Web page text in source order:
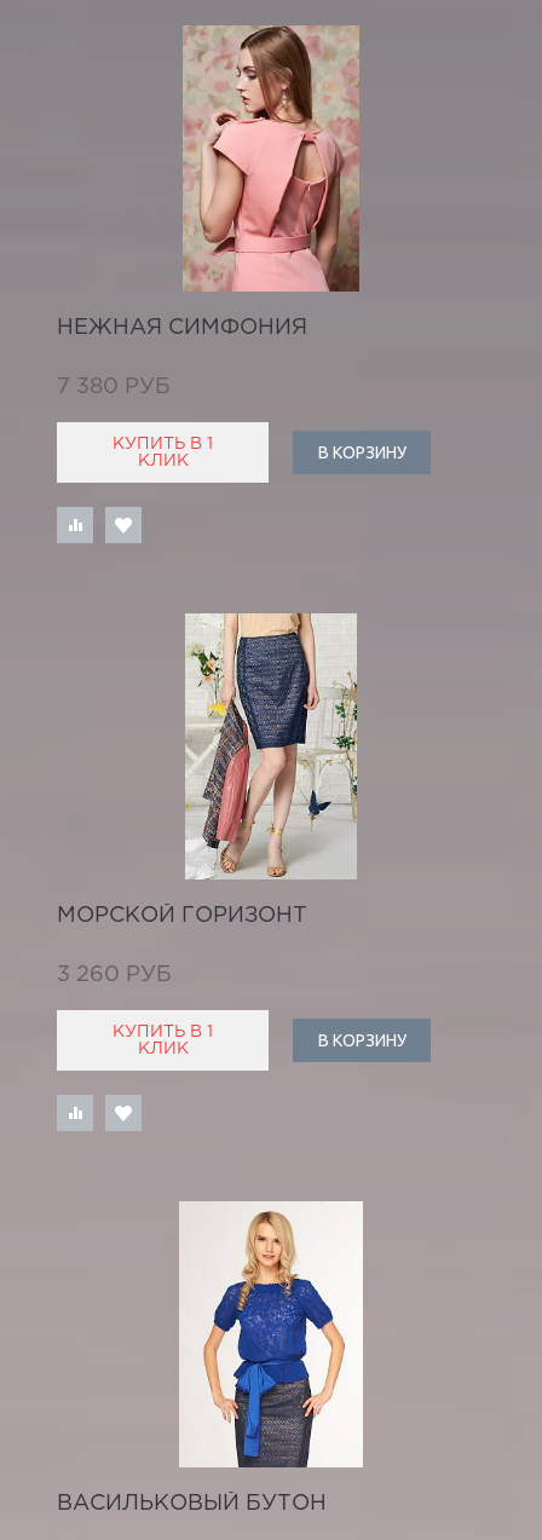
НЕЖНАЯ СИМФОНИЯ
7 380 РУБ
КУПИТЬ В 1
КЛИК
В КОРЗИНУ
МОРСКОЙ ГОРИЗОНТ
3 260 РУБ
КУПИТЬ В 1
КЛИК
В КОРЗИНУ
ВАСИЛЬКОВЫЙ БУТОН